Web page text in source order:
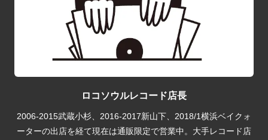
ロコソウルレコード店長
2006-2015武蔵小杉、2016-2017新山下、2018/1横浜ベイクォ
ーターの出店を経て現在は通販限定で営業中。大手レコード店